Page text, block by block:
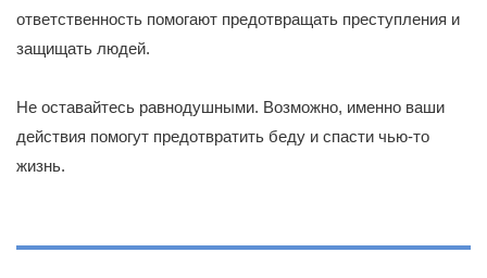
ответственность помогают предотвращать преступления и
защищать людей.
Не оставайтесь равнодушными. Возможно, именно ваши
действия помогут предотвратить беду и спасти чью-то
жизнь.